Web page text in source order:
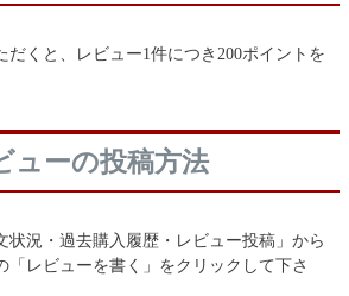
だくと、レビュー1件につき200ポイントを
ューの投稿方法
状況・過去購入履歴・レビュー投稿」から
「レビューを書く」をクリックして下さ